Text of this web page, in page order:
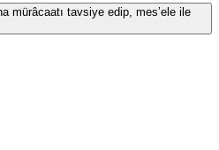
mürâcaatı tavsiye edip, mes’ele ile